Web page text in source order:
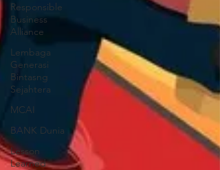
Responsible
Business
Alliance
Lembaga
Generasi
Bintasng
Sejahtera
MCAI
BANK Dunia
Lesson
Learned